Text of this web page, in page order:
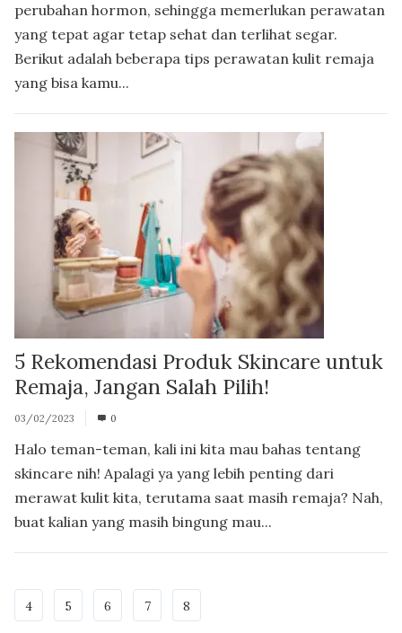
perubahan hormon, sehingga memerlukan perawatan
yang tepat agar tetap sehat dan terlihat segar.
Berikut adalah beberapa tips perawatan kulit remaja
yang bisa kamu...
5 Rekomendasi Produk Skincare untuk
Remaja, Jangan Salah Pilih!
03/02/2023 0
Halo teman-teman, kali ini kita mau bahas tentang
skincare nih! Apalagi ya yang lebih penting dari
merawat kulit kita, terutama saat masih remaja? Nah,
buat kalian yang masih bingung mau...
4 5 6 7 8